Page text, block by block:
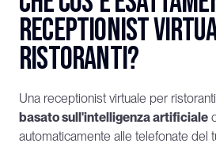
receptionist
ristoranti?
Una receptionist virtuale per
basato sull'intelligenza artificiale
automaticamente alle telefonate del